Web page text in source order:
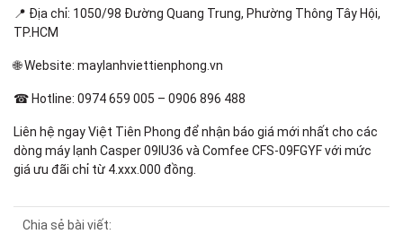
📍 Địa chỉ: 1050/98 Đường Quang Trung, Phường Thông Tây Hội,
TP.HCM
🌐 Website: maylanhviettienphong.vn
☎ Hotline: 0974 659 005 – 0906 896 488
Liên hệ ngay Việt Tiên Phong để nhận báo giá mới nhất cho các
dòng máy lạnh Casper 09IU36 và Comfee CFS-09FGYF với mức
giá ưu đãi chỉ từ 4.xxx.000 đồng.
Chia sẻ bài viết: